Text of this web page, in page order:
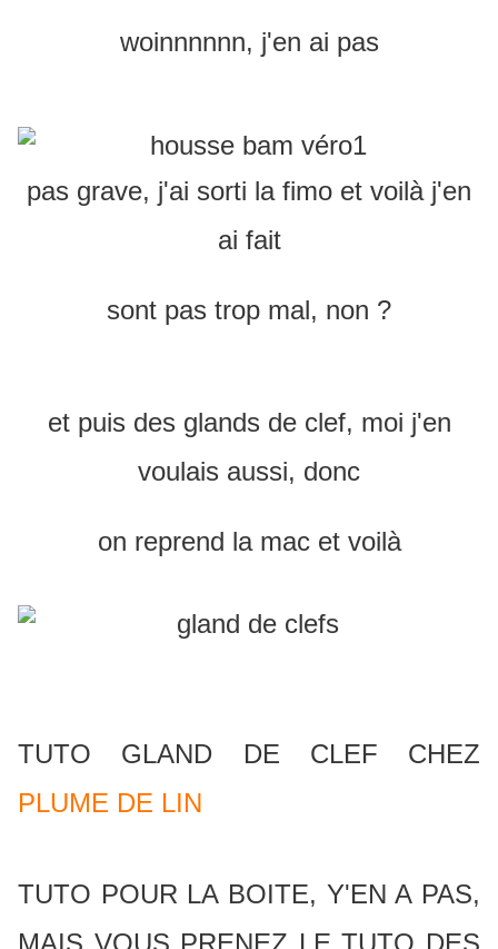
woinnnnnn, j'en ai pas
pas grave, j'ai sorti la fimo et voilà j'en
ai fait
sont pas trop mal, non ?
et puis des glands de clef, moi j'en
voulais aussi, donc
on reprend la mac et voilà
TUTO GLAND DE CLEF CHEZ
PLUME DE LIN
TUTO POUR LA BOITE, Y'EN A PAS,